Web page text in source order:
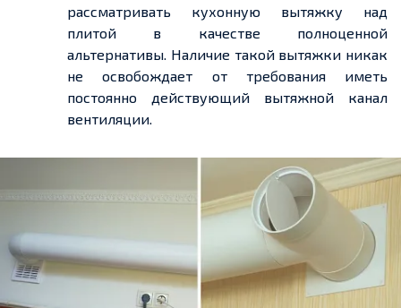
рассматривать кухонную вытяжку над
плитой в качестве полноценной
альтернативы. Наличие такой вытяжки никак
не освобождает от требования иметь
постоянно действующий вытяжной канал
вентиляции.